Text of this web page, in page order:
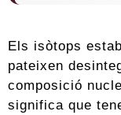
Els isòtops
pateixen
composició
significa que